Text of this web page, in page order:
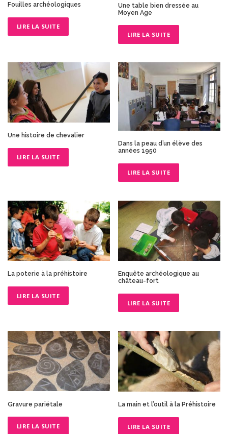
Fouilles archéologiques
LIRE LA SUITE
Une table bien dressée au
Moyen Age
LIRE LA SUITE
Une histoire de chevalier
LIRE LA SUITE
Dans la peau d’un élève des
années 1950
LIRE LA SUITE
La poterie à la préhistoire
LIRE LA SUITE
Enquête archéologique au
château-fort
LIRE LA SUITE
Gravure pariétale
LIRE LA SUITE
La main et l’outil à la Préhistoire
LIRE LA SUITE